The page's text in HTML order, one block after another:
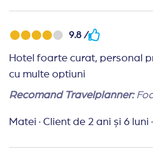
9.8 /
Hotel foarte curat, personal
cu multe optiuni
Recomand Travelplanner:
Matei · Client de 2 ani și 6 luni ·